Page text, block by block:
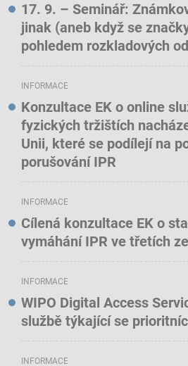
17. 9. – Seminář:
jinak (aneb když se
pohledem rozkladových
INFORMACE
Konzultace EK o online
fyzických tržištích
Unii, které se podílejí na
porušování IPR
INFORMACE
Cílená konzultace EK o
vymáhání IPR ve třetích
INFORMACE
WIPO Digital Access
službě týkající se
INFORMACE